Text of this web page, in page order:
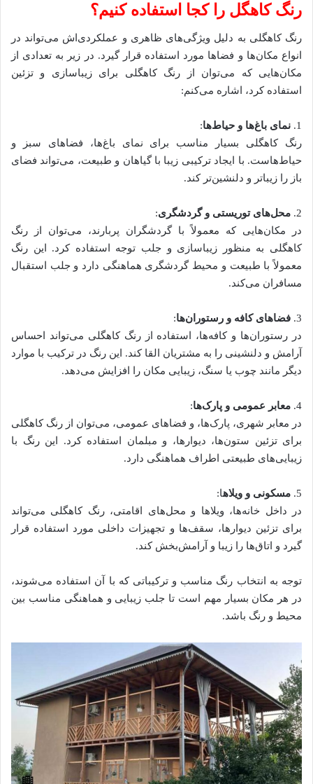
رنگ کاهگل را کجا استفاده کنیم؟
رنگ کاهگلی به دلیل ویژگی‌های ظاهری و عملکردی‌اش می‌تواند در
انواع مکان‌ها و فضاها مورد استفاده قرار گیرد. در زیر به تعدادی از
مکان‌هایی که می‌توان از رنگ کاهگلی برای زیباسازی و تزئین
استفاده کرد، اشاره می‌کنم:
1. نمای باغ‌ها و حیاط‌ها:
رنگ کاهگلی بسیار مناسب برای نمای باغ‌ها، فضاهای سبز و
حیاط‌هاست. با ایجاد ترکیبی زیبا با گیاهان و طبیعت، می‌تواند فضای
باز را زیباتر و دلنشین‌تر کند.
2. محل‌های توریستی و گردشگری:
در مکان‌هایی که معمولاً با گردشگران پربارند، می‌توان از رنگ
کاهگلی به منظور زیباسازی و جلب توجه استفاده کرد. این رنگ
معمولاً با طبیعت و محیط گردشگری هماهنگی دارد و جلب استقبال
مسافران می‌کند.
3. فضاهای کافه و رستوران‌ها:
در رستوران‌ها و کافه‌ها، استفاده از رنگ کاهگلی می‌تواند احساس
آرامش و دلنشینی را به مشتریان القا کند. این رنگ در ترکیب با موارد
دیگر مانند چوب یا سنگ، زیبایی مکان را افزایش می‌دهد.
4. معابر عمومی و پارک‌ها:
در معابر شهری، پارک‌ها، و فضاهای عمومی، می‌توان از رنگ کاهگلی
برای تزئین ستون‌ها، دیوارها، و مبلمان استفاده کرد. این رنگ با
زیبایی‌های طبیعتی اطراف هماهنگی دارد.
5. مسکونی و ویلاها:
در داخل خانه‌ها، ویلاها و محل‌های اقامتی، رنگ کاهگلی می‌تواند
برای تزئین دیوارها، سقف‌ها و تجهیزات داخلی مورد استفاده قرار
گیرد و اتاق‌ها را زیبا و آرامش‌بخش کند.
توجه به انتخاب رنگ مناسب و ترکیباتی که با آن استفاده می‌شوند،
در هر مکان بسیار مهم است تا جلب زیبایی و هماهنگی مناسب بین
محیط و رنگ باشد.